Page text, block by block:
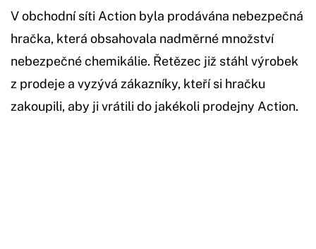
V obchodní síti Action byla prodávána nebezpečná
hračka, která obsahovala nadměrné množství
nebezpečné chemikálie. Řetězec již stáhl výrobek
z prodeje a vyzývá zákazníky, kteří si hračku
zakoupili, aby ji vrátili do jakékoli prodejny Action.